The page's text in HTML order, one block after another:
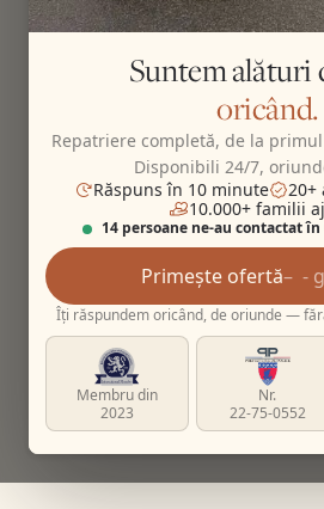
Suntem alături
oricând.
Repatriere completă, de la
Disponibili 24/7,
Răspuns în 10 minute
20+
10.000+ familii
14 persoane ne-au contactat
Primește ofertă -
Îți răspundem oricând, de oriunde —
Membru din
2023
Nr.
22-75-0552